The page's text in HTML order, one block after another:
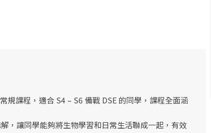
規課程，適合 S4 – S6 備戰 DSE 的同學， 課程全面涵
，讓同學能夠將生物學習和日常生活聯成一起， 有效